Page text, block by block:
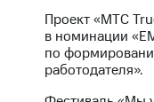
регионе
и акционерам
управление
Проект «МТС
в номинации
по
работодателя».